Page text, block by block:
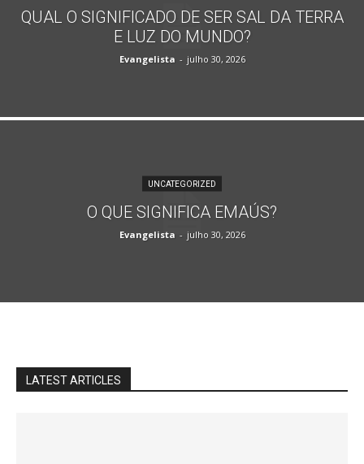
QUAL O SIGNIFICADO DE SER SAL DA TERRA
E LUZ DO MUNDO?
Evangelista - julho 30, 2026
UNCATEGORIZED
O QUE SIGNIFICA EMAÚS?
Evangelista - julho 30, 2026
LATEST ARTICLES